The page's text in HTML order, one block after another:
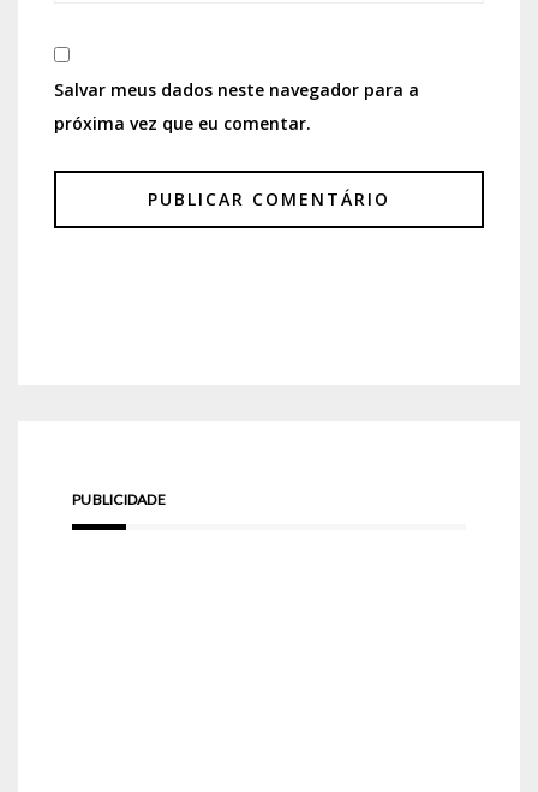
Salvar meus dados neste navegador para a
próxima vez que eu comentar.
PUBLICIDADE